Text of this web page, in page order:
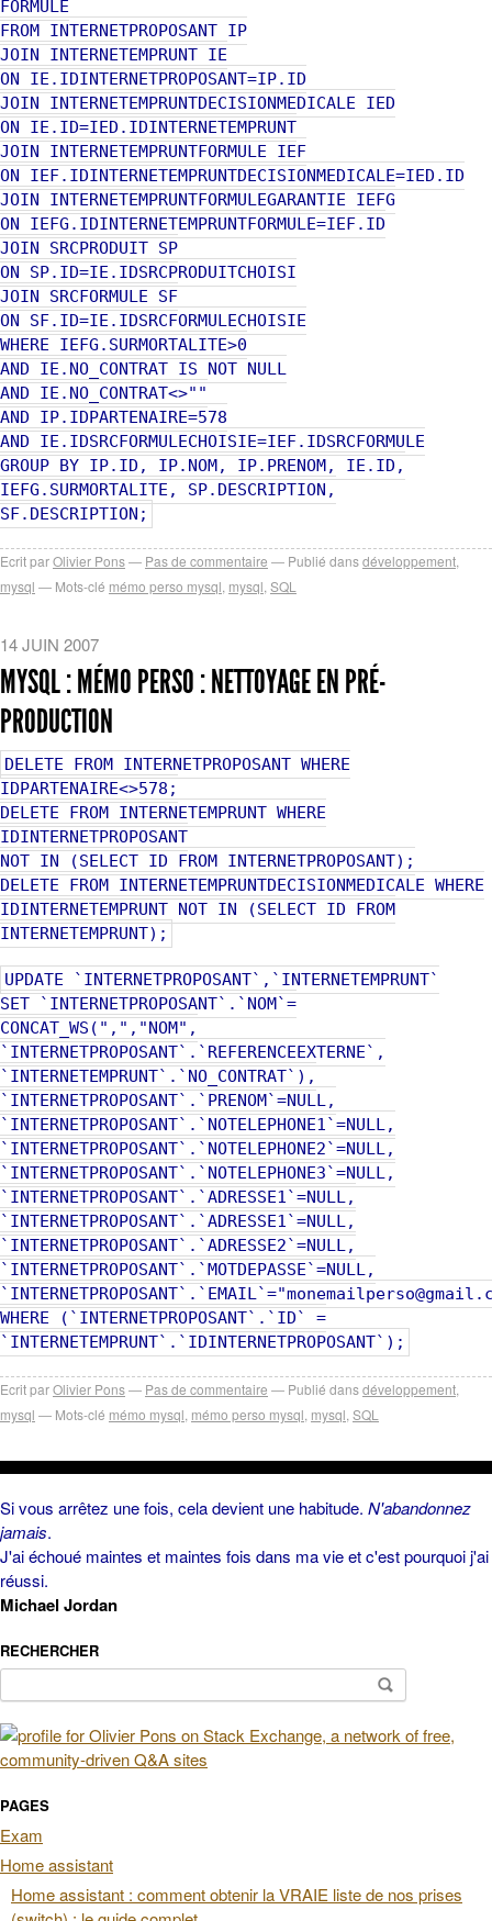
FORMULE
FROM INTERNETPROPOSANT IP
JOIN INTERNETEMPRUNT IE
ON IE.IDINTERNETPROPOSANT=IP.ID
JOIN INTERNETEMPRUNTDECISIONMEDICALE IED
ON IE.ID=IED.IDINTERNETEMPRUNT
JOIN INTERNETEMPRUNTFORMULE IEF
ON IEF.IDINTERNETEMPRUNTDECISIONMEDICALE=IED.ID
JOIN INTERNETEMPRUNTFORMULEGARANTIE IEFG
ON IEFG.IDINTERNETEMPRUNTFORMULE=IEF.ID
JOIN SRCPRODUIT SP
ON SP.ID=IE.IDSRCPRODUITCHOISI
JOIN SRCFORMULE SF
ON SF.ID=IE.IDSRCFORMULECHOISIE
WHERE IEFG.SURMORTALITE>0
AND IE.NO_CONTRAT IS NOT NULL
AND IE.NO_CONTRAT<>""
AND IP.IDPARTENAIRE=578
AND IE.IDSRCFORMULECHOISIE=IEF.IDSRCFORMULE
GROUP BY IP.ID, IP.NOM, IP.PRENOM, IE.ID,
IEFG.SURMORTALITE, SP.DESCRIPTION,
SF.DESCRIPTION;
Ecrit parOlivier Pons Pas de commentaire Publié dansdéveloppement
mysql
Mots-clé mémo perso mysql mysql SQL
14 JUIN 2007
MYSQL : MÉMO PERSO : NETTOYAGE EN PRÉ-
PRODUCTION
DELETE FROM INTERNETPROPOSANT WHERE
IDPARTENAIRE<>578;
DELETE FROM INTERNETEMPRUNT WHERE
IDINTERNETPROPOSANT
NOT IN (SELECT ID FROM INTERNETPROPOSANT);
DELETE FROM INTERNETEMPRUNTDECISIONMEDICALE WHERE
IDINTERNETEMPRUNT NOT IN (SELECT ID FROM
INTERNETEMPRUNT);
UPDATE `INTERNETPROPOSANT`,`INTERNETEMPRUNT`
SET `INTERNETPROPOSANT`.`NOM`=
CONCAT_WS(",","NOM",
`INTERNETPROPOSANT`.`REFERENCEEXTERNE`,
`INTERNETEMPRUNT`.`NO_CONTRAT`),
`INTERNETPROPOSANT`.`PRENOM`=NULL,
`INTERNETPROPOSANT`.`NOTELEPHONE1`=NULL,
`INTERNETPROPOSANT`.`NOTELEPHONE2`=NULL,
`INTERNETPROPOSANT`.`NOTELEPHONE3`=NULL,
`INTERNETPROPOSANT`.`ADRESSE1`=NULL,
`INTERNETPROPOSANT`.`ADRESSE1`=NULL,
`INTERNETPROPOSANT`.`ADRESSE2`=NULL,
`INTERNETPROPOSANT`.`MOTDEPASSE`=NULL,
WHERE (`INTERNETPROPOSANT`.`ID` =
`INTERNETEMPRUNT`.`IDINTERNETPROPOSANT`);
Ecrit parOlivier Pons Pas de commentaire Publié dansdéveloppement
mysql
Mots-clé mémo mysql mémo perso mysql mysql SQL
Si vous arrêtez une fois, cela devient une habitude. N'abandonnez
jamais.
J'ai échoué maintes et maintes fois dans ma vie et c'est pourquoi j'ai
réussi.
Michael Jordan
RECHERCHER
PAGES
Exam
Home assistant
Home assistant : comment obtenir la VRAIE liste de nos prises